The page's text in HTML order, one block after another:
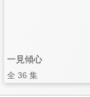
一見傾心
全 36 集